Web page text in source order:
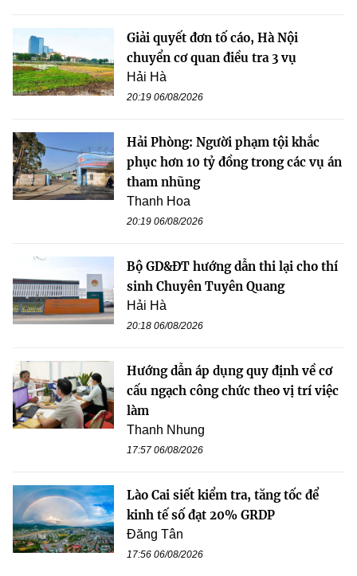
Giải quyết đơn tố cáo, Hà Nội
chuyển cơ quan điều tra 3 vụ
Hải Hà
20:19 06/08/2026
Hải Phòng: Người phạm tội khắc
phục hơn 10 tỷ đồng trong các vụ án
tham nhũng
Thanh Hoa
20:19 06/08/2026
Bộ GD&ĐT hướng dẫn thi lại cho thí
sinh Chuyên Tuyên Quang
Hải Hà
20:18 06/08/2026
Hướng dẫn áp dụng quy định về cơ
cấu ngạch công chức theo vị trí việc
làm
Thanh Nhung
17:57 06/08/2026
Lào Cai siết kiểm tra, tăng tốc để
kinh tế số đạt 20% GRDP
Đăng Tân
17:56 06/08/2026